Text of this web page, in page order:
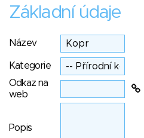
Základní údaje
Název
Kategorie
Odkaz na
web
Popis